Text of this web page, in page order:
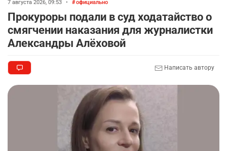
7 августа 2026, 09:53 • официально
Прокуроры подали в суд ходатайство о
смягчении наказания для журналистки
Александры Алёховой
Написать автору